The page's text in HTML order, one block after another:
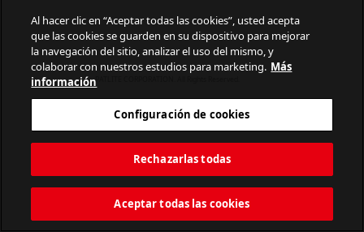
PATLITE CORPORATION. All Rights Reserved.
Al hacer clic en “Aceptar todas las cookies”, usted acepta
que las cookies se guarden en su dispositivo para mejorar
la navegación del sitio, analizar el uso del mismo, y
colaborar con nuestros estudios para marketing. Más
información
Configuración de cookies
Rechazarlas todas
Aceptar todas las cookies